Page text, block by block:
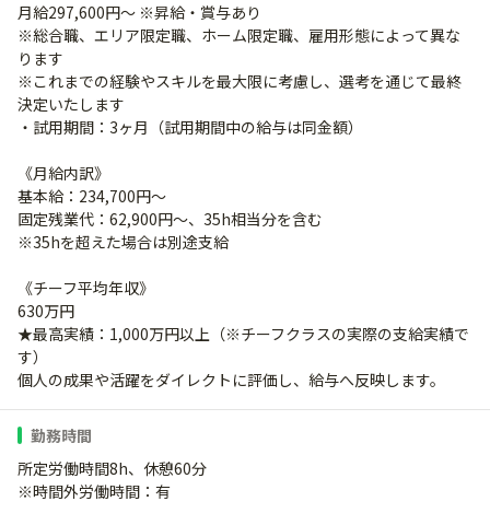
月給297,600円～ ※昇給・賞与あり
※総合職、エリア限定職、ホーム限定職、雇用形態によって異な
ります
※これまでの経験やスキルを最大限に考慮し、選考を通じて最終
決定いたします
・試用期間：3ヶ月（試用期間中の給与は同金額）
《月給内訳》
基本給：234,700円～
固定残業代：62,900円～、35h相当分を含む
※35hを超えた場合は別途支給
《チーフ平均年収》
630万円
★最高実績：1,000万円以上（※チーフクラスの実際の支給実績で
す）
個人の成果や活躍をダイレクトに評価し、給与へ反映します。
勤務時間
所定労働時間8h、休憩60分
※時間外労働時間：有